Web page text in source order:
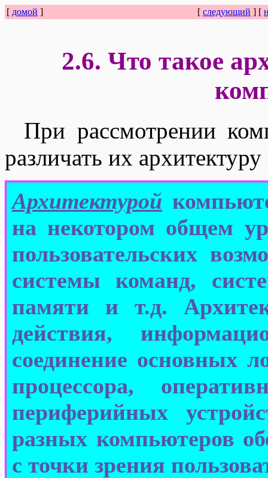
[ домой ] [ следующий ] [
2.6. Что такое
При рассмотрении
различать их
Архитектурой
на некотором общем
пользовательских
системы команд,
памяти и т.д.
действия,
соединение основных
процессора,
периферийных
разных компьютеров
с точки зрения